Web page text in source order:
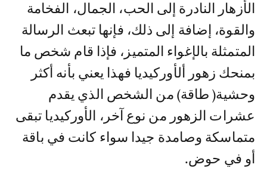
الأزهار النادرة إلى الحب، الجمال، الفخامة
والقوة، إضافة إلى ذلك، فإنها تبعث الرسالة
المتمثلة بالإغواء المتميز، فإذا قام شخص ما
بمنحك زهور ألأوركيديا فهذا يعني بأنه أكثر
وحشية( طاقة) من الشخص الذي يقدم
عشرات الزهور من نوع آخر، الأوركيديا تبقى
متماسكة وصامدة جيدا سواء كانت في باقة
أو في حوض.